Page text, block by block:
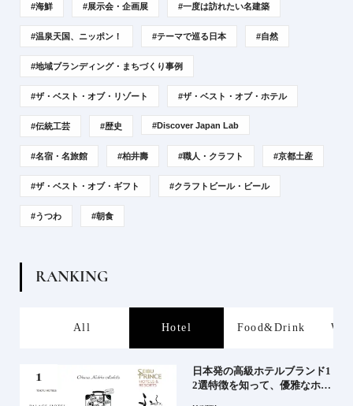
#海鮮 #展示会・企画展 #一度は訪れたい名建築
#温泉天国、ニッポン！ #テーマで巡る日本 #自然
#地域ブランディング・まちづくり事例
#ザ・ベスト・オブ・リゾート #ザ・ベスト・オブ・ホテル
#伝統工芸 #歴史 #Discover Japan Lab
#名宿・名旅館 #柏井壽 #職人・クラフト #京都土産
#ザ・ベスト・オブ・ギフト #クラフトビール・ビール
#うつわ #朝食
RANKING
All Hotel Food&Drink
日本発の高級ホテルブランド1
2選特徴を知って、優雅なホテ